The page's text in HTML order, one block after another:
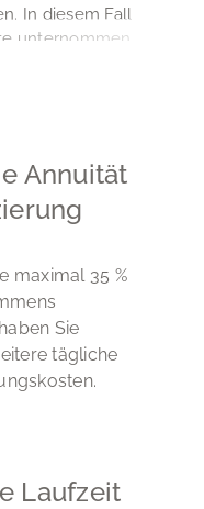
In diesem Fall
unternommen
können einen
Einigung durch
nicht erzielt
er vor
dann die
Entscheidung
wird.
Fällen kann
emotionalem
Annuität
maximal 35 %
Sie
tägliche
Laufzeit